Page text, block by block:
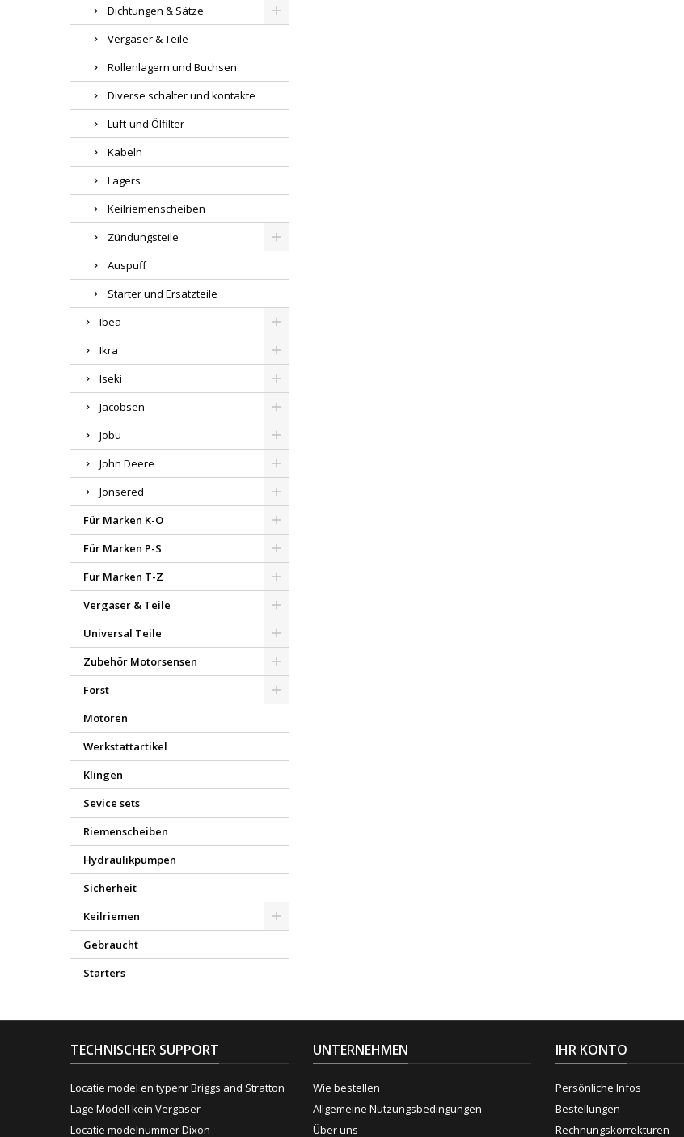
Dichtungen & Sätze
Vergaser & Teile
Rollenlagern und Buchsen
Diverse schalter und kontakte
Luft-und Ölfilter
Kabeln
Lagers
Keilriemenscheiben
Zündungsteile
Auspuff
Starter und Ersatzteile
Ibea
Ikra
Iseki
Jacobsen
Jobu
John Deere
Jonsered
Für Marken K-O
Für Marken P-S
Für Marken T-Z
Vergaser & Teile
Universal Teile
Zubehör Motorsensen
Forst
Motoren
Werkstattartikel
Klingen
Sevice sets
Riemenscheiben
Hydraulikpumpen
Sicherheit
Keilriemen
Gebraucht
Starters
TECHNISCHER SUPPORT
Locatie model en typenr Briggs and Stratton
Lage Modell kein Vergaser
Locatie modelnummer Dixon
UNTERNEHMEN
Wie bestellen
Allgemeine Nutzungsbedingungen
Über uns
IHR KONTO
Persönliche Infos
Bestellungen
Rechnungskorrekturen